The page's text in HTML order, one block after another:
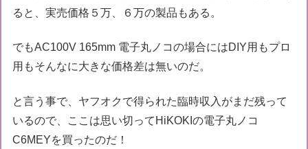
ると、実売価格５万、６万の製品もある。
でもAC100V 165mm 電子丸ノコの場合にはDIY用もプロ
用もそんなに大きな価格差は無いのだ。
と言う事で、ヤフオクで得られた臨時収入がまだ残って
いるので、ここは思い切ってHiKOKIの電子丸ノコ
C6MEYを買ったのだ！